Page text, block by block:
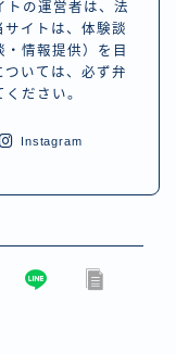
トの運営者は、法
イトは、体験談
情報提供）を目
いては、必ず弁
ださい。
Instagram